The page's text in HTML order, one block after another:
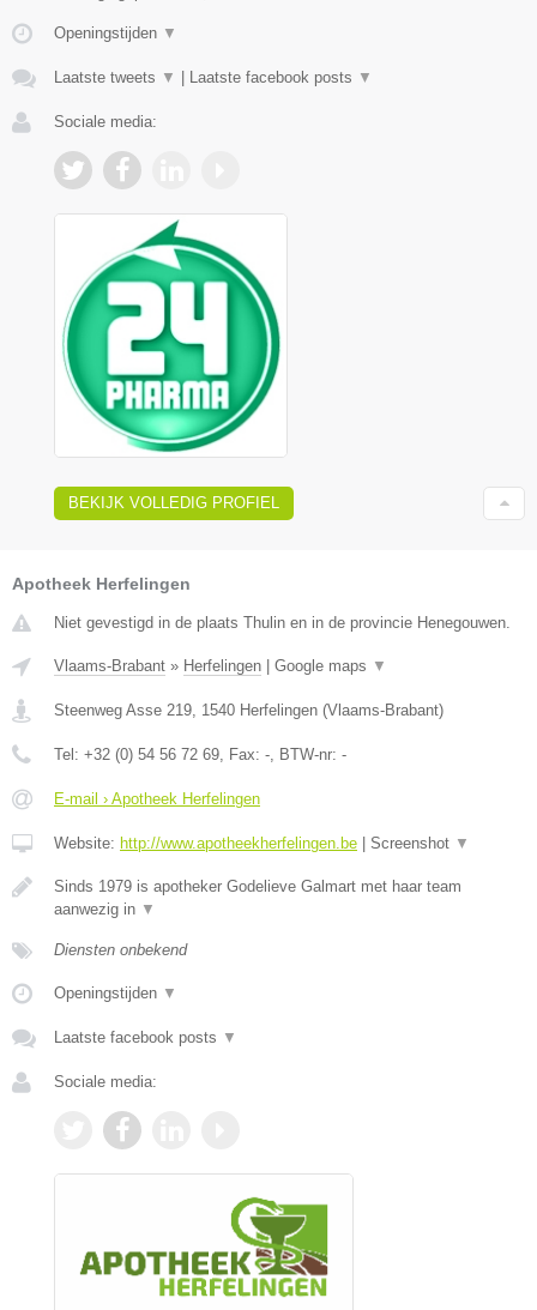
Openingstijden ▼
Laatste tweets ▼ Laatste facebook posts ▼
Sociale media:
BEKIJK VOLLEDIG PROFIEL
Apotheek Herfelingen
Niet gevestigd in de plaats Thulin en in de provincie Henegouwen.
Vlaams-Brabant » Herfelingen Google maps ▼
Steenweg Asse 219 1540 Herfelingen (Vlaams-Brabant)
Tel: +32 (0) 54 56 72 69 , Fax: - , BTW-nr: -
E-mail › Apotheek Herfelingen
Website: http://www.apotheekherfelingen.be Screenshot ▼
Sinds 1979 is apotheker Godelieve Galmart met haar team
aanwezig in ▼
Diensten onbekend
Openingstijden ▼
Laatste facebook posts ▼
Sociale media: